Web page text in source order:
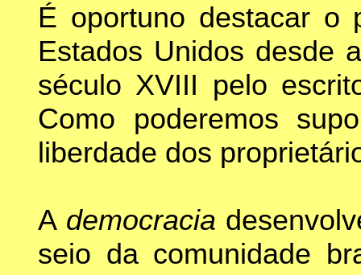
É oportuno destacar o
Estados Unidos desde
século XVIII pelo
Como poderemos
liberdade dos
A democracia
seio da comunidade